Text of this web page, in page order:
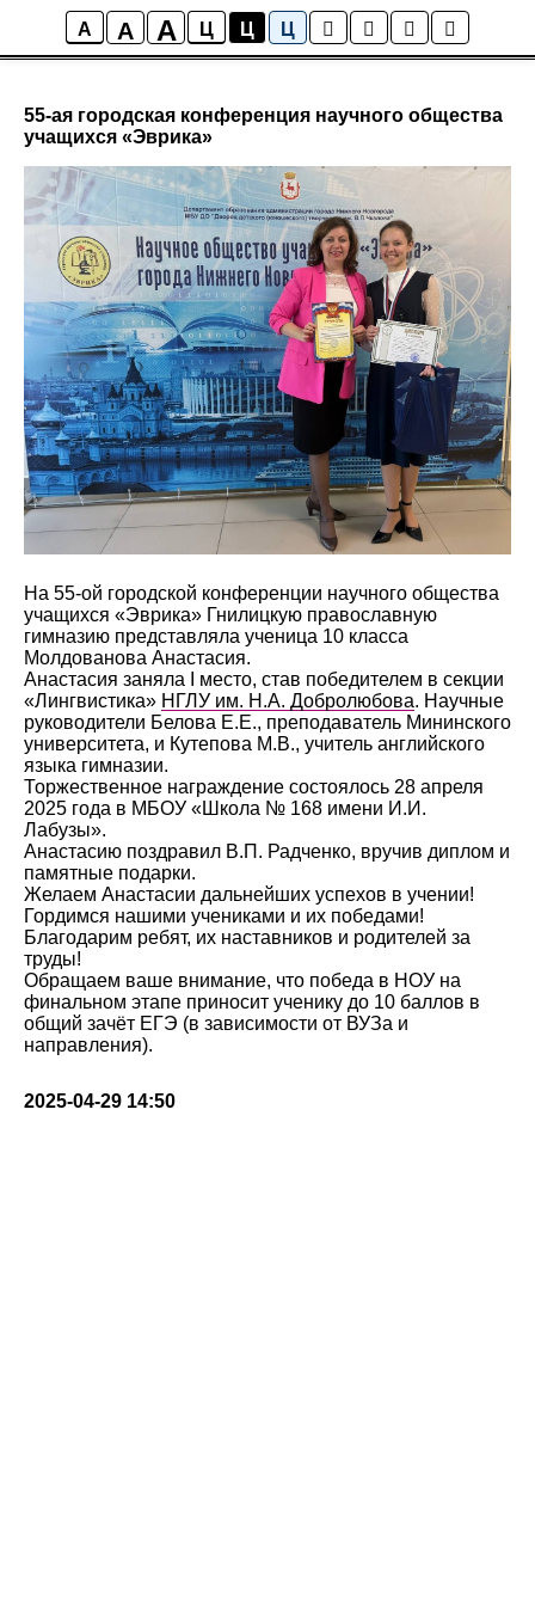
A A A Ц Ц Ц
Новости гимназии
55-ая городская конференция научного общества
учащихся «Эврика»
На 55-ой городской конференции научного общества
учащихся «Эврика» Гнилицкую православную
гимназию представляла ученица 10 класса
Молдованова Анастасия.
Анастасия заняла I место, став победителем в секции
«Лингвистика» НГЛУ им. Н.А. Добролюбова. Научные
руководители Белова Е.Е., преподаватель Мининского
университета, и Кутепова М.В., учитель английского
языка гимназии.
Торжественное награждение состоялось 28 апреля
2025 года в МБОУ «Школа № 168 имени И.И.
Лабузы».
Анастасию поздравил В.П. Радченко, вручив диплом и
памятные подарки.
Желаем Анастасии дальнейших успехов в учении!
Гордимся нашими учениками и их победами!
Благодарим ребят, их наставников и родителей за
труды!
Обращаем ваше внимание, что победа в НОУ на
финальном этапе приносит ученику до 10 баллов в
общий зачёт ЕГЭ (в зависимости от ВУЗа и
направления).
2025-04-29 14:50